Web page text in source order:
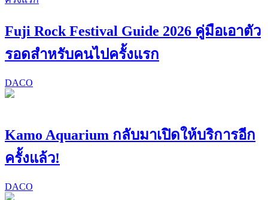
Fuji Rock Festival Guide 2026 คู่มือเอาตัว
รอดสำหรับคนไปครั้งแรก
DACO
Kamo Aquarium กลับมาเปิดให้บริการอีก
ครั้งแล้ว!
DACO